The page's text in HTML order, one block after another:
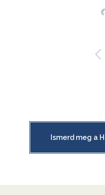
Ismerd meg a